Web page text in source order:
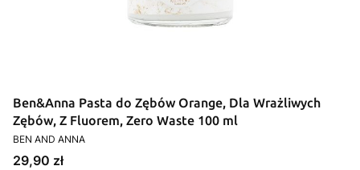
Ben&Anna Pasta do Zębów Orange, Dla Wrażliwych
Zębów, Z Fluorem, Zero Waste 100 ml
PRODUCENT
BEN AND ANNA
Cena
29,90 zł